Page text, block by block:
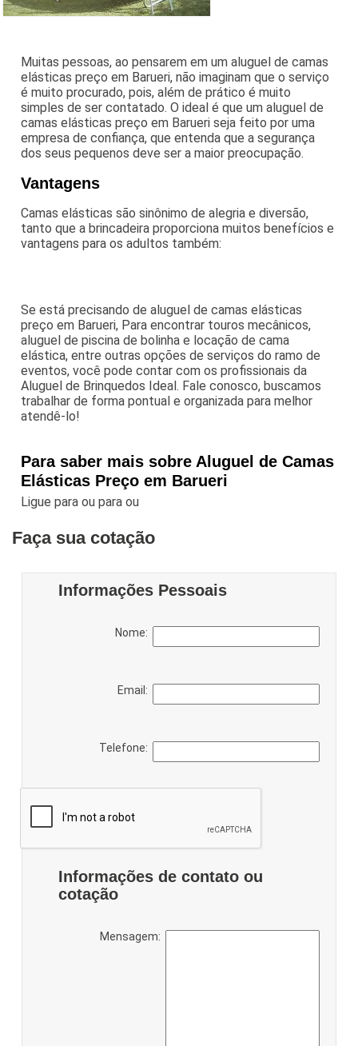
Muitas pessoas, ao pensarem em um aluguel de camas
elásticas preço em Barueri, não imaginam que o serviço
é muito procurado, pois, além de prático é muito
simples de ser contatado. O ideal é que um aluguel de
camas elásticas preço em Barueri seja feito por uma
empresa de confiança, que entenda que a segurança
dos seus pequenos deve ser a maior preocupação.
Vantagens
Camas elásticas são sinônimo de alegria e diversão,
tanto que a brincadeira proporciona muitos benefícios e
vantagens para os adultos também:
Se está precisando de aluguel de camas elásticas
preço em Barueri, Para encontrar touros mecânicos,
aluguel de piscina de bolinha e locação de cama
elástica, entre outras opções de serviços do ramo de
eventos, você pode contar com os profissionais da
Aluguel de Brinquedos Ideal. Fale conosco, buscamos
trabalhar de forma pontual e organizada para melhor
atendê-lo!
Para saber mais sobre Aluguel de Camas
Elásticas Preço em Barueri
Ligue paraou paraou
Faça sua cotação
Informações Pessoais
Nome:
Email:
Telefone:
Informações de contato ou
cotação
Mensagem: